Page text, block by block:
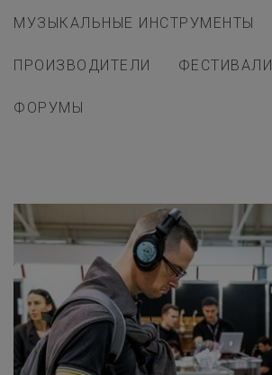
МУЗЫКАЛЬНЫЕ ИНСТРУМЕНТЫ
ПРОИЗВОДИТЕЛИ ФЕСТИВАЛИ
ФОРУМЫ